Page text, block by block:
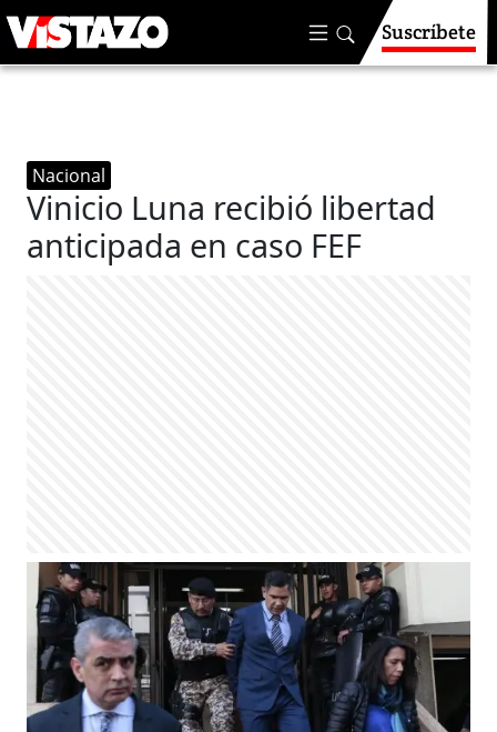
Suscríbete
Nacional
Vinicio Luna recibió libertad
anticipada en caso FEF